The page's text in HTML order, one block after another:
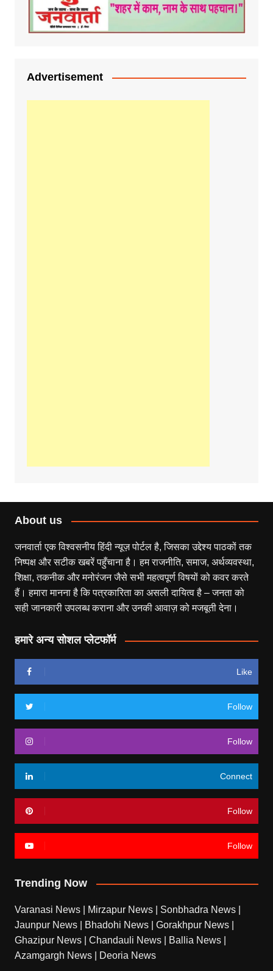
Advertisement
About us
जनवार्ता एक विश्वसनीय हिंदी न्यूज़ पोर्टल है, जिसका उद्देश्य पाठकों तक
निष्पक्ष और सटीक खबरें पहुँचाना है। हम राजनीति, समाज, अर्थव्यवस्था,
शिक्षा, तकनीक और मनोरंजन जैसे सभी महत्वपूर्ण विषयों को कवर करते
हैं। हमारा मानना है कि पत्रकारिता का असली दायित्व है – जनता को
सही जानकारी उपलब्ध कराना और उनकी आवाज़ को मजबूती देना।
हमारे अन्य सोशल प्लेटफॉर्म
Like
Follow
Follow
Connect
Follow
Follow
Trending Now
Varanasi News Mirzapur News Sonbhadra News
Jaunpur News
Bhadohi News Gorakhpur News
Ghazipur News
Chandauli News Ballia News
Azamgargh News
Deoria News